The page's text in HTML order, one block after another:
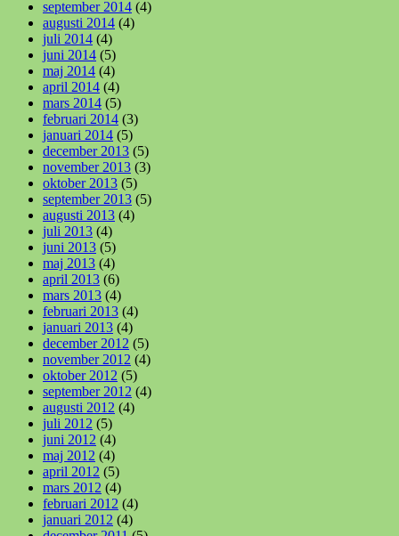
september 2014 (4)
augusti 2014 (4)
juli 2014 (4)
juni 2014 (5)
maj 2014 (4)
april 2014 (4)
mars 2014 (5)
februari 2014 (3)
januari 2014 (5)
december 2013 (5)
november 2013 (3)
oktober 2013 (5)
september 2013 (5)
augusti 2013 (4)
juli 2013 (4)
juni 2013 (5)
maj 2013 (4)
april 2013 (6)
mars 2013 (4)
februari 2013 (4)
januari 2013 (4)
december 2012 (5)
november 2012 (4)
oktober 2012 (5)
september 2012 (4)
augusti 2012 (4)
juli 2012 (5)
juni 2012 (4)
maj 2012 (4)
april 2012 (5)
mars 2012 (4)
februari 2012 (4)
januari 2012 (4)